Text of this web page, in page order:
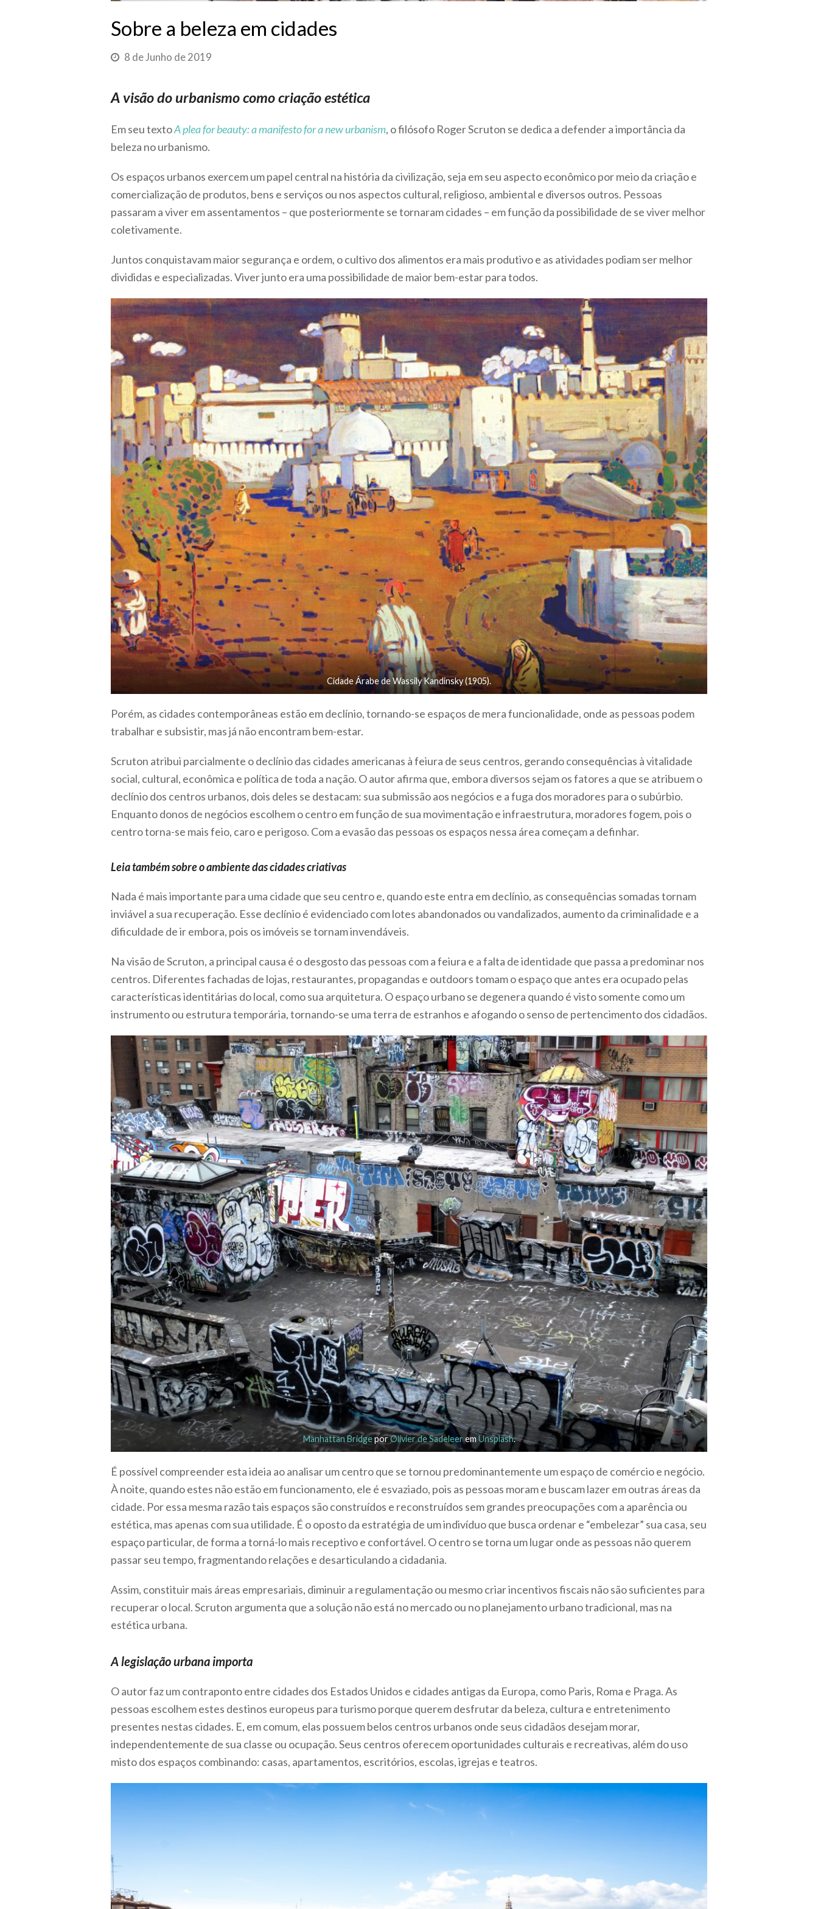
Sobre a beleza em cidades
8 de Junho de 2019
A visão do urbanismo como criação estética
Em seu textoA plea for beauty: a manifesto for a new urbanism, o filósofo Roger Scruton se dedica a defender a importância da
beleza no urbanismo.
Os espaços urbanos exercem um papel central na história da civilização, seja em seu aspecto econômico por meio da criação e
comercialização de produtos, bens e serviços ou nos aspectos cultural, religioso, ambiental e diversos outros. Pessoas
passaram a viver em assentamentos – que posteriormente se tornaram cidades – em função da possibilidade de se viver melhor
coletivamente.
Juntos conquistavam maior segurança e ordem, o cultivo dos alimentos era mais produtivo e as atividades podiam ser melhor
divididas e especializadas. Viver junto era uma possibilidade de maior bem-estar para todos.
Cidade Árabe de Wassily Kandinsky (1905).
Porém, as cidades contemporâneas estão em declínio, tornando-se espaços de mera funcionalidade, onde as pessoas podem
trabalhar e subsistir, mas já não encontram bem-estar.
Scruton atribui parcialmente o declínio das cidades americanas à feiura de seus centros, gerando consequências à vitalidade
social, cultural, econômica e política de toda a nação. O autor afirma que, embora diversos sejam os fatores a que se atribuem o
declínio dos centros urbanos, dois deles se destacam: sua submissão aos negócios e a fuga dos moradores para o subúrbio.
Enquanto donos de negócios escolhem o centro em função de sua movimentação e infraestrutura, moradores fogem, pois o
centro torna-se mais feio, caro e perigoso. Com a evasão das pessoas os espaços nessa área começam a definhar.
Leia também sobre o ambiente das cidades criativas
Nada é mais importante para uma cidade que seu centro e, quando este entra em declínio, as consequências somadas tornam
inviável a sua recuperação. Esse declínio é evidenciado com lotes abandonados ou vandalizados, aumento da criminalidade e a
dificuldade de ir embora, pois os imóveis se tornam invendáveis.
Na visão de Scruton, a principal causa é o desgosto das pessoas com a feiura e a falta de identidade que passa a predominar nos
centros. Diferentes fachadas de lojas, restaurantes, propagandas e outdoors tomam o espaço que antes era ocupado pelas
características identitárias do local, como sua arquitetura. O espaço urbano se degenera quando é visto somente como um
instrumento ou estrutura temporária, tornando-se uma terra de estranhos e afogando o senso de pertencimento dos cidadãos.
Manhattan BridgeporOlivier de Sadeleerem Unsplash.
É possível compreender esta ideia ao analisar um centro que se tornou predominantemente um espaço de comércio e negócio.
À noite, quando estes não estão em funcionamento, ele é esvaziado, pois as pessoas moram e buscam lazer em outras áreas da
cidade. Por essa mesma razão tais espaços são construídos e reconstruídos sem grandes preocupações com a aparência ou
estética, mas apenas com sua utilidade. É o oposto da estratégia de um indivíduo que busca ordenar e “embelezar” sua casa, seu
espaço particular, de forma a torná-lo mais receptivo e confortável. O centro se torna um lugar onde as pessoas não querem
passar seu tempo, fragmentando relações e desarticulando a cidadania.
Assim, constituir mais áreas empresariais, diminuir a regulamentação ou mesmo criar incentivos fiscais não são suficientes para
recuperar o local. Scruton argumenta que a solução não está no mercado ou no planejamento urbano tradicional, mas na
estética urbana.
A legislação urbana importa
O autor faz um contraponto entre cidades dos Estados Unidos e cidades antigas da Europa, como Paris, Roma e Praga. As
pessoas escolhem estes destinos europeus para turismo porque querem desfrutar da beleza, cultura e entretenimento
presentes nestas cidades. E, em comum, elas possuem belos centros urbanos onde seus cidadãos desejam morar,
independentemente de sua classe ou ocupação. Seus centros oferecem oportunidades culturais e recreativas, além do uso
misto dos espaços combinando: casas, apartamentos, escritórios, escolas, igrejas e teatros.